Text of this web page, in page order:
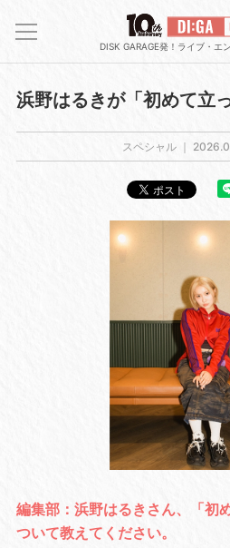
DISK GARAGE発！ライブ・エ
浜野はるきが「初めて立
スペシャル ｜
編集部：浜野はるきさん、「初
ついて教えてください。